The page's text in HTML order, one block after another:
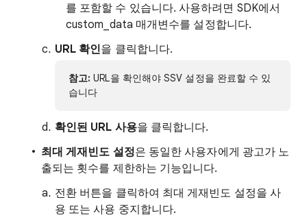
를 포함할 수 있습니다. 사용하려면 SDK에서
custom_data 매개변수를 설정합니다.
URL 확인을 클릭합니다.
참고:URL을 확인해야 SSV 설정을 완료할 수 있
습니다
확인된 URL 사용을 클릭합니다.
최대 게재빈도 설정은 동일한 사용자에게 광고가 노
출되는 횟수를 제한하는 기능입니다.
전환 버튼을 클릭하여 최대 게재빈도 설정을 사
용 또는 사용 중지합니다.